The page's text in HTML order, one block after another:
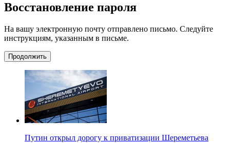
Восстановление пароля
На вашу электронную почту отправлено письмо. Следуйте
инструкциям, указанным в письме.
Продолжить
Путин открыл дорогу к приватизации Шереметьева